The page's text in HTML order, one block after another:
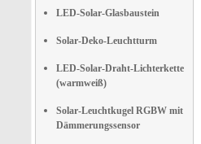
LED-Solar-Glasbaustein
Solar-Deko-Leuchtturm
LED-Solar-Draht-Lichterkette
(warmweiß)
Solar-Leuchtkugel RGBW mit
Dämmerungssensor